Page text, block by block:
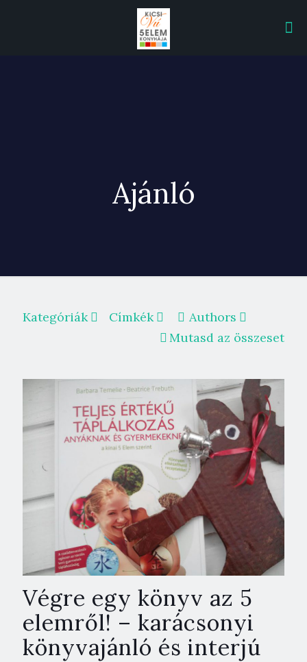
Ajánló
Kategóriák Címkék
Authors
Mutasd az összeset
Végre egy könyv az 5
elemről! – karácsonyi
könyvajánló és interjú